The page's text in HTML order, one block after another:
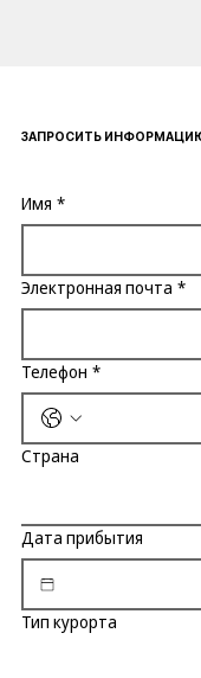
Имя *
Электронная почта *
Телефон *
Страна
Дата прибытия
Тип курорта
ЗАПРОСИТЬ